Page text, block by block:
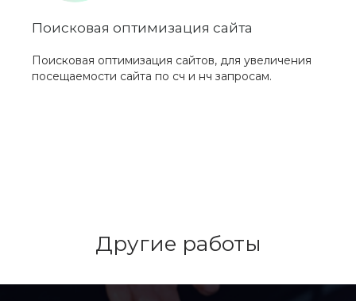
Поисковая оптимизация сайта
Поисковая оптимизация сайтов, для увеличения
посещаемости сайта по сч и нч запросам.
Другие работы